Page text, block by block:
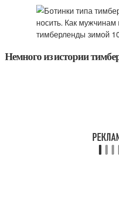
Немного из истории